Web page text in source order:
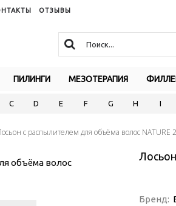
ОТЗЫВЫ
ПИЛИНГИ МЕЗОТЕРАПИЯ
C D E F G H I
с распылителем для объёма волос NATURE
Бренд: